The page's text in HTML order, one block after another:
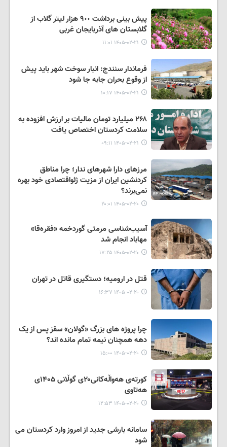
پیش بینی برداشت ٩٠٠ هزار لیتر گلاب از
گلابستان های آذربایجان غربی
۱۴۰۵-۰۲-۲۱ ۱۱:۰۱
فرماندار سنندج: انبار سوخت شهر باید پیش
از وقوع بحران جابه جا شود
۱۴۰۵-۰۲-۲۱ ۱۰:۱۷
۲۶۸ میلیارد تومان مالیات بر ارزش افزوده به
سلامت کردستان اختصاص یافت
۱۴۰۵-۰۲-۲۱ ۰۹:۱۱
مرزهای دارا شهرهای ندار؛ چرا مناطق
کردنشین ایران از مزیت ژئواقتصادی خود بهره
نمی‌برند؟
۱۴۰۵-۰۲-۲۰ ۲۰:۰۱
آسیب‌شناسی مرمتی گوردخمه «فقرەقا»
مهاباد انجام شد
۱۴۰۵-۰۲-۲۰ ۱۷:۲۵
قتل در ارومیه؛ دستگیری قاتل در تهران
۱۴۰۵-۰۲-۲۰ ۱۶:۳۷
چرا پروژه های بزرگ «گولان» سقز پس از یک
دهه همچنان نیمه تمام مانده اند؟
۱۴۰۵-۰۲-۲۰ ۱۵:۰۰
کورتەی هەواڵەکانی۲۰ی گوڵانی ۱۴۰۵ی
هەتاوی
۱۴۰۵-۰۲-۲۰ ۱۲:۵۳
سامانه بارشی جدید از امروز وارد کردستان می
شود